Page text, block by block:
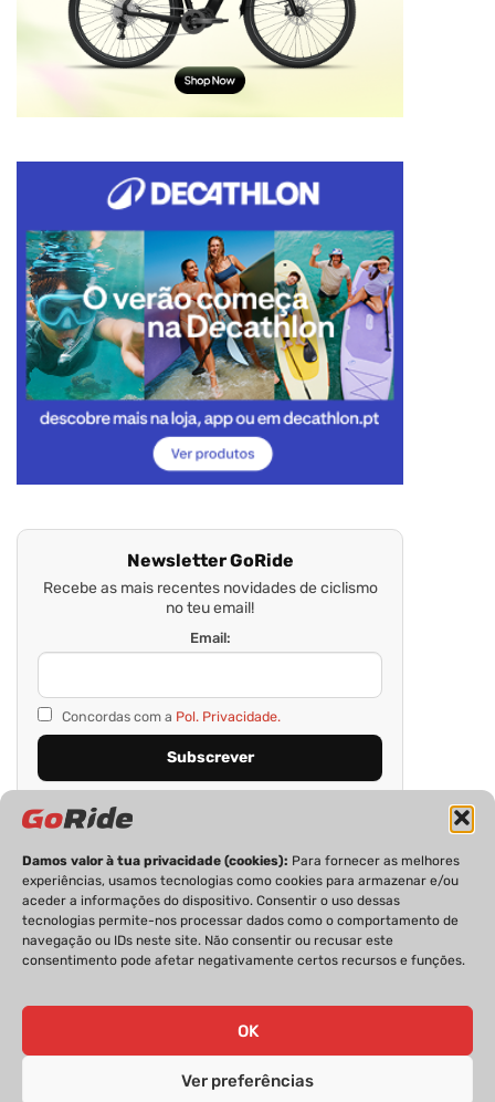
Damos valor à tua privacidade (cookies): Para fornecer as melhores
experiências, usamos tecnologias como cookies para armazenar e/ou
aceder a informações do dispositivo. Consentir o uso dessas
tecnologias permite-nos processar dados como o comportamento de
navegação ou IDs neste site. Não consentir ou recusar este
consentimento pode afetar negativamente certos recursos e funções.
OK
Ver preferências
Newsletter GoRide
Recebe as mais recentes novidades de ciclismo
no teu email!
Email:
Concordas com a Pol. Privacidade.
PRIVACIDADE FICHA TÉCNICA
ESTATUTO EDITORIAL